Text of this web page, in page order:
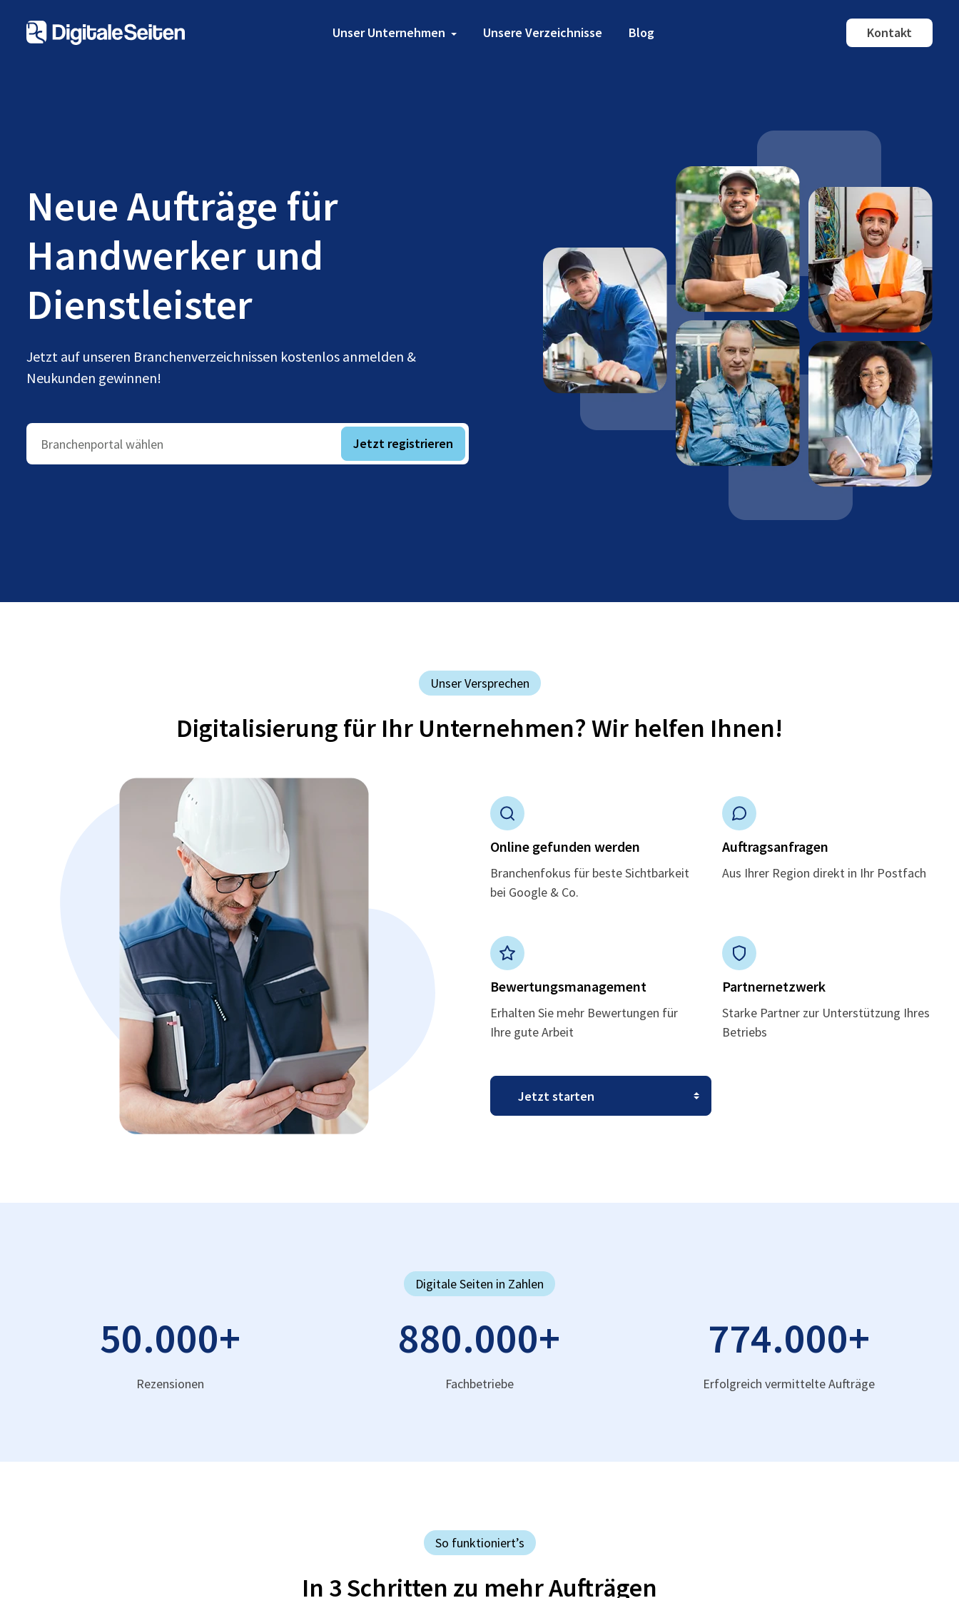
Unser Unternehmen Unsere Verzeichnisse Blog Kontakt
Neue Aufträge für
Handwerker und
Dienstleister
Jetzt auf unseren Branchenverzeichnissen kostenlos anmelden &
Neukunden gewinnen!
Branchenportal wählen Jetzt registrieren
Unser Versprechen
Digitalisierung für Ihr Unternehmen? Wir helfen Ihnen!
Online gefunden werden
Branchenfokus für beste Sichtbarkeit
bei Google & Co.
Auftragsanfragen
Aus Ihrer Region direkt in Ihr Postfach
Bewertungsmanagement
Erhalten Sie mehr Bewertungen für
Ihre gute Arbeit
Partnernetzwerk
Starke Partner zur Unterstützung Ihres
Betriebs
Digitale Seiten in Zahlen
50.000+
Rezensionen
880.000+
Fachbetriebe
774.000+
Erfolgreich vermittelte Aufträge
So funktioniert’s
In 3 Schritten zu mehr Aufträgen